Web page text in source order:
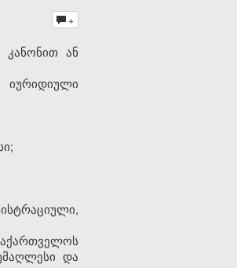
+
ან
ელოს
და